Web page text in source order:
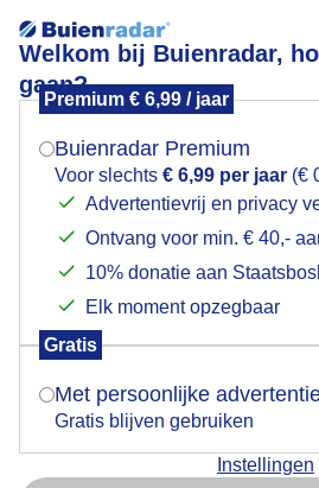
Welkom bij Buienradar,
gaan?
Premium € 6,99 / jaar
Buienradar Premium
Voor slechts € 6,99 per jaar (€
Advertentievrij en privacy
Ontvang voor min. € 40,-
10% donatie aan
Elk moment opzegbaar
Gratis
Met persoonlijke
Gratis blijven gebruiken
Instellingen
Kleur van gevels op deze
Mogen we je locatie
Indien je hier nog geen
verschijnt er zo een pop-up
Is goed, toon de
Nu niet,